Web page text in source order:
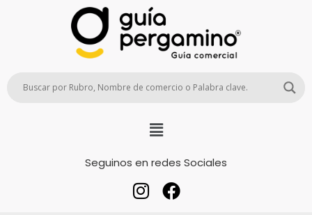
Seguinos en redes Sociales